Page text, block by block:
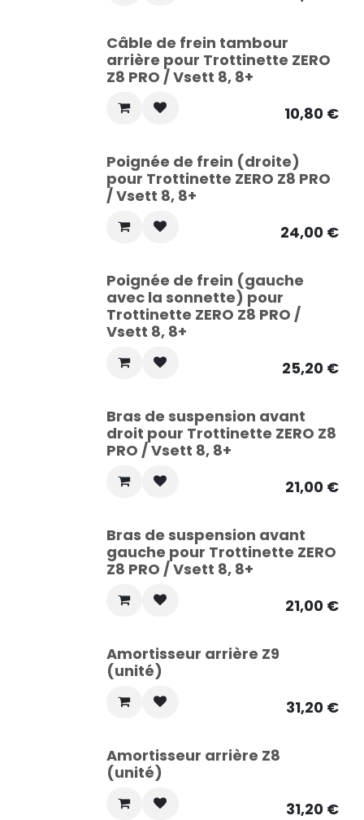
Câble de frein tambour
arrière pour Trottinette ZERO
Z8 PRO / Vsett 8, 8+
10,80€
Poignée de frein (droite)
pour Trottinette ZERO Z8 PRO
/ Vsett 8, 8+
24,00€
Poignée de frein (gauche
avec la sonnette) pour
Trottinette ZERO Z8 PRO /
Vsett 8, 8+
25,20€
Bras de suspension avant
droit pour Trottinette ZERO Z8
PRO / Vsett 8, 8+
21,00€
Bras de suspension avant
gauche pour Trottinette ZERO
Z8 PRO / Vsett 8, 8+
21,00€
Amortisseur arrière Z9
(unité)
31,20€
Amortisseur arrière Z8
(unité)
31,20€